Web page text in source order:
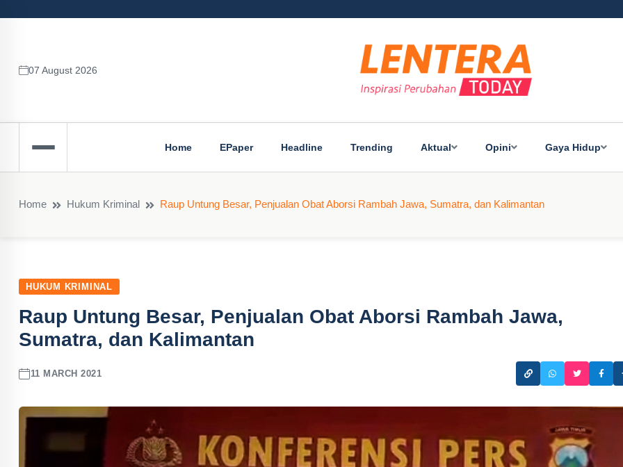
07 August 2026
Home EPaper Headline Trending Aktual Opini Gaya Hidup
Home Hukum Kriminal Raup Untung Besar, Penjualan Obat Aborsi Rambah Jawa, Sumatra, dan Kalimantan
HUKUM KRIMINAL
Raup Untung Besar, Penjualan Obat Aborsi Rambah Jawa,
Sumatra, dan Kalimantan
11 MARCH 2021